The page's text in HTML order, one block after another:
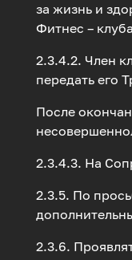
за жизнь и
Фитнес –
2.3.4.2. Член
передать его
После
2.3.4.3. На
2.3.5. По
2.3.6.